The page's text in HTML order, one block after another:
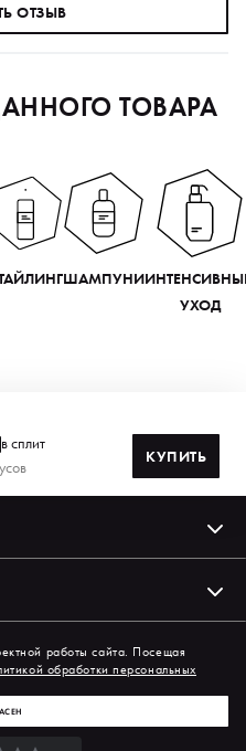
ОТЗЫВ
ТОВАРА
ШАМПУНИ
УХОД
в сплит
КУПИТЬ
в соцсетях
работы сайта. Посещая
обработки персональных